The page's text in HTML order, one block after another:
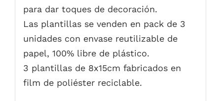
para dar toques de decoración.
Las plantillas se venden en pack de 3
unidades con envase reutilizable de
papel, 100% libre de plástico.
3 plantillas de 8x15cm fabricados en
film de poliéster reciclable.